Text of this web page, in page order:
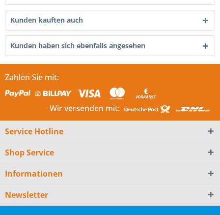
Kunden kauften auch
Kunden haben sich ebenfalls angesehen
Zahlen Sie mit:
Wir versenden mit:
Service Hotline
Shop Service
Informationen
Newsletter